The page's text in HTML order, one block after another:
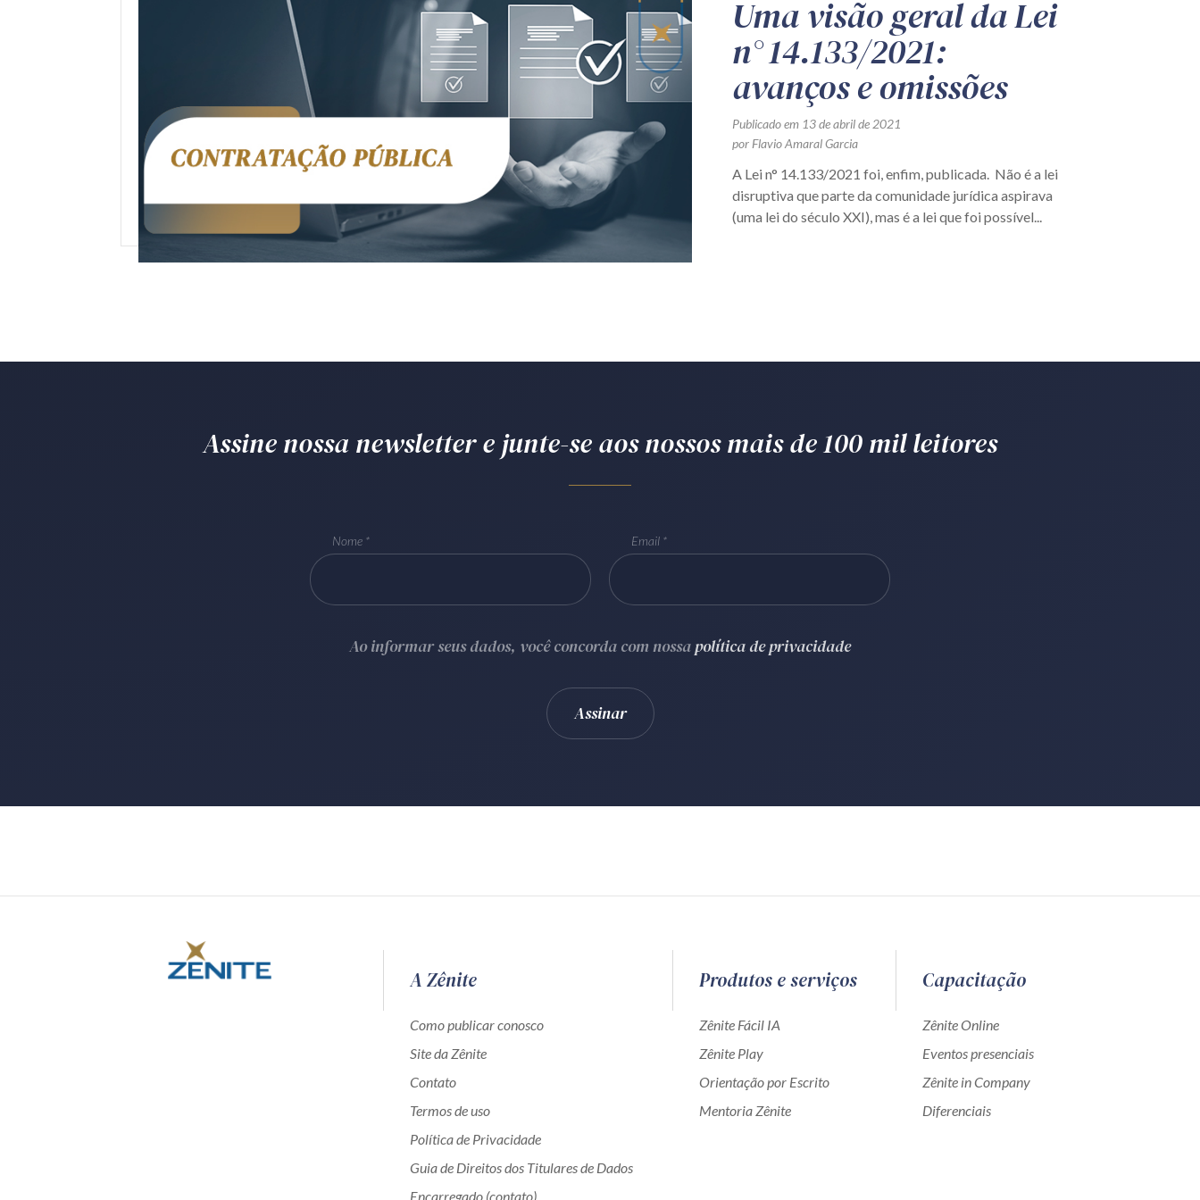
Uma visão geral da Lei
n° 14.133/2021:
avanços e omissões
Publicado em 13 de abril de 2021
por Flavio Amaral Garcia
A Lei n° 14.133/2021 foi, enfim, publicada. Não é a lei
disruptiva que parte da comunidade jurídica aspirava
(uma lei do século XXI), mas é a lei que foi possível...
Assine nossa newsletter e junte-se aos nossos mais de 100 mil leitores
Nome Email
Ao informar seus dados, você concorda com nossapolítica de privacidade
A Zênite
Como publicar conosco
Site da Zênite
Contato
Termos de uso
Política de Privacidade
Guia de Direitos dos Titulares de Dados
Encarregado (contato)
Produtos e serviços
Zênite Fácil IA
Zênite Play
Orientação por Escrito
Mentoria Zênite
Capacitação
Zênite Online
Eventos presenciais
Zênite in Company
Diferenciais